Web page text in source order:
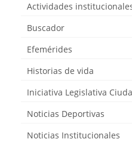
Actividades
Buscador
Efemérides
Historias de vida
Iniciativa Legislativa
Noticias Deportivas
Noticias Institucionales